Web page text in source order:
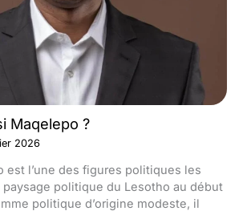
Maqelepo ?
2026
est l’une des figures politiques les
politique du Lesotho au début
politique d’origine modeste, il